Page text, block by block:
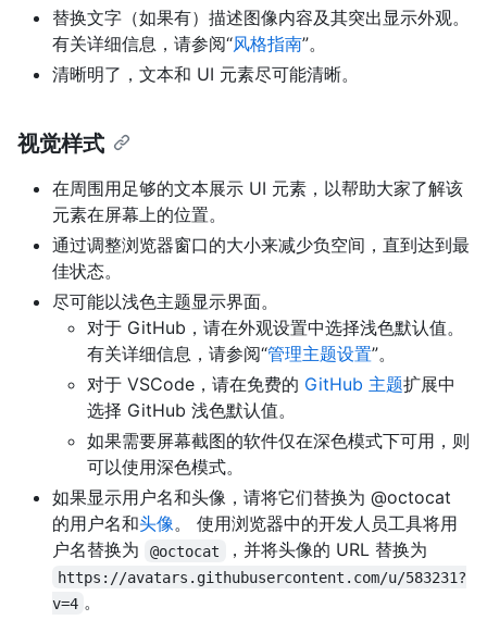
替换文字（如果有）描述图像内容及其突出显示外观。
有关详细信息，请参阅“风格指南”。
清晰明了，文本和 UI 元素尽可能清晰。
视觉样式
在周围用足够的文本展示 UI 元素，以帮助大家了解该
元素在屏幕上的位置。
通过调整浏览器窗口的大小来减少负空间，直到达到最
佳状态。
尽可能以浅色主题显示界面。
对于 GitHub，请在外观设置中选择浅色默认值。
有关详细信息，请参阅“管理主题设置”。
对于 VSCode，请在免费的 GitHub 主题扩展中
选择 GitHub 浅色默认值。
如果需要屏幕截图的软件仅在深色模式下可用，则
可以使用深色模式。
如果显示用户名和头像，请将它们替换为 @octocat
的用户名和头像。 使用浏览器中的开发人员工具将用
户名替换为
@octocat ，并将头像的 URL 替换为
https://avatars.githubusercontent.com/u/583231?
v=4 。